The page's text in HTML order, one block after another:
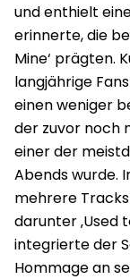
und enthielt
erinnerte, die
Mine‘ prägten.
langjährige
einen weniger
der zuvor noch
einer der
Abends wurde.
mehrere
darunter ‚Used
integrierte der
Hommage an